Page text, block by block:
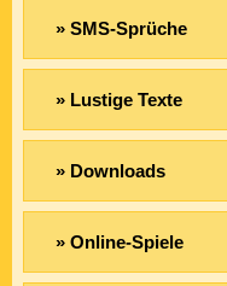
» SMS-Sprüche
» Lustige Texte
» Downloads
» Online-Spiele